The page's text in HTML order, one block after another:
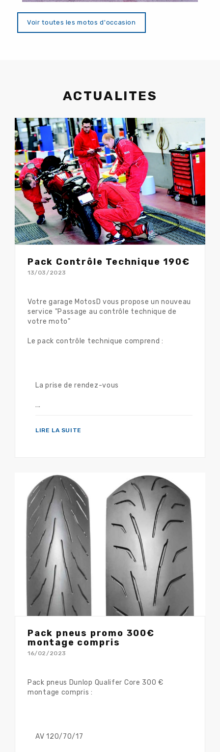
Voir toutes les motos d'occasion
ACTUALITES
Pack Contrôle Technique 190€
13/03/2023
Votre garage MotosD vous propose un nouveau
service "Passage au contrôle technique de
votre moto"
Le pack contrôle technique comprend :
La prise de rendez-vous
...
LIRE LA SUITE
Pack pneus promo 300€
montage compris
16/02/2023
Pack pneus Dunlop Qualifer Core 300 €
montage compris :
AV 120/70/17